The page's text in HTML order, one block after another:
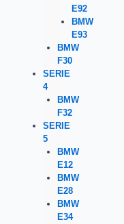
E92
BMW
E93
BMW
F30
SERIE
4
BMW
F32
SERIE
5
BMW
E12
BMW
E28
BMW
E34